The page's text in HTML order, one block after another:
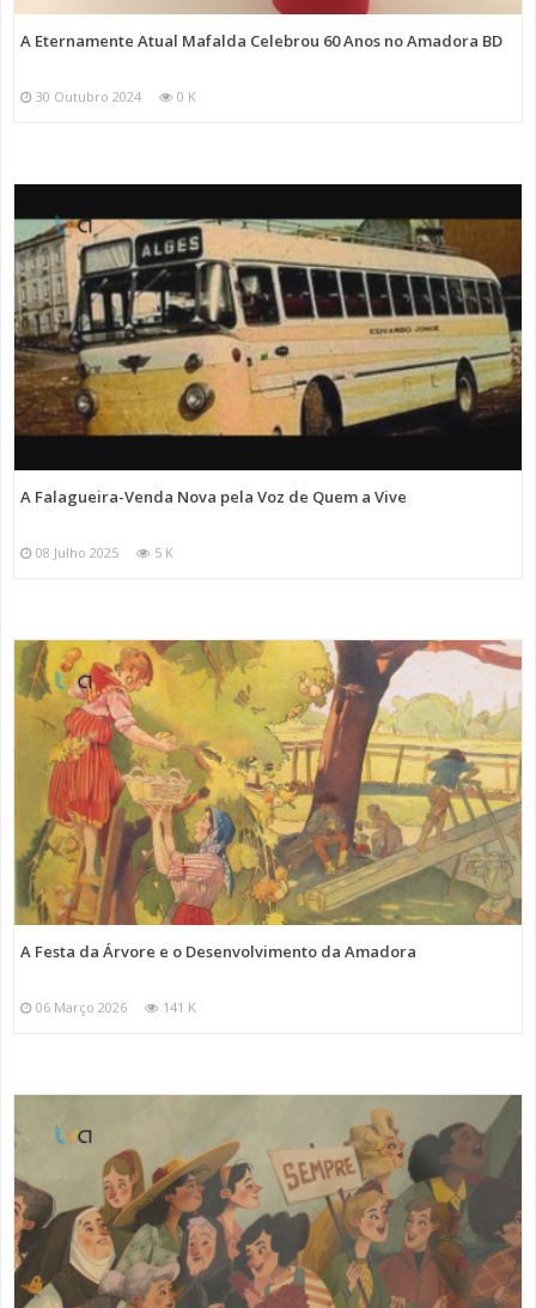
A Eternamente Atual Mafalda Celebrou 60 Anos no Amadora BD
30 Outubro 2024 0 K
A Falagueira-Venda Nova pela Voz de Quem a Vive
08 Julho 2025 5 K
A Festa da Árvore e o Desenvolvimento da Amadora
06 Março 2026 141 K